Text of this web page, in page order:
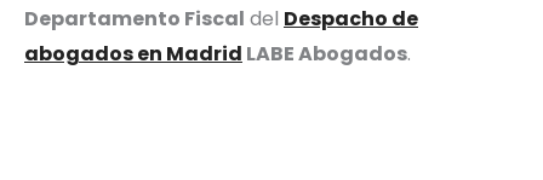
Departamento Fiscal del Despacho de
abogados en Madrid LABE Abogados.